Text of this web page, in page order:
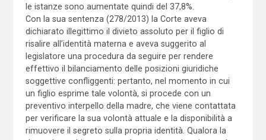
le istanze sono aumentate quindi del 37,8%.
Con la sua sentenza (278/2013) la Corte aveva
dichiarato illegittimo il divieto assoluto per il figlio di
risalire all’identità materna e aveva suggerito al
legislatore una procedura da seguire per rendere
effettivo il bilanciamento delle posizioni giuridiche
soggettive confliggenti: pertanto, nel momento in cui
un figlio esprime tale volontà, si procede con un
preventivo interpello della madre, che viene contattata
per verificare la sua volontà attuale e la disponibilità a
rimuovere il segreto sulla propria identità. Qualora la